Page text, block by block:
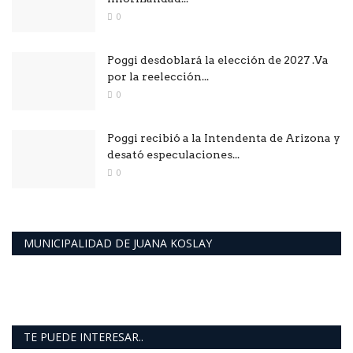
0
Poggi desdoblará la elección de 2027 .Va
por la reelección...
0
Poggi recibió a la Intendenta de Arizona y
desató especulaciones...
0
MUNICIPALIDAD DE JUANA KOSLAY
TE PUEDE INTERESAR..